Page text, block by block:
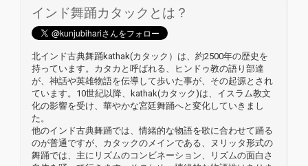
インド舞踊カタックとは？
北インド古典舞踊kathak(カタック）は、約2500年の歴史を
持っています。カ­タカと呼ばれる、ヒンドゥ教の語り部達
が、神話や英雄物語を伝導して歩いた事が、その­起源とされ
ています。10世紀以降、kathak(カタック)は、イスラム教文
化の影­響を受け、華やかな宮廷舞踊へと変化していきまし
た。
他のインド古典舞踊では、情緒的な物語を歌に合わせて踊る
のが普通ですが、カタックのメインである、ヌリッタ形式の
舞踊で­は、主にリズムのコンビネーション、リズムの面白さ